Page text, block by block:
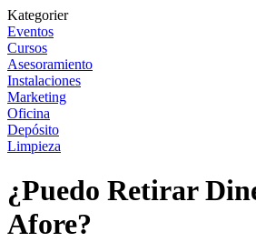
Kategorier
Eventos
Cursos
Asesoramiento
Instalaciones
Marketing
Oficina
Depósito
Limpieza
¿Puedo Retirar
Afore?